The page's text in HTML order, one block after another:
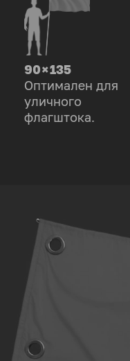
90 × 135
Оптимален для
уличного
флагштока.